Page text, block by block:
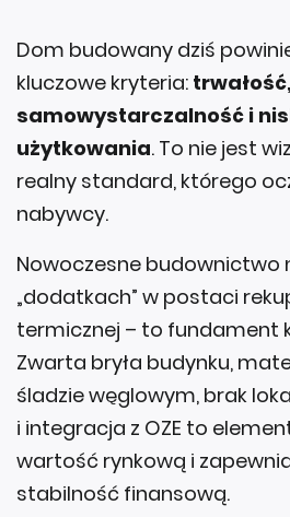
Dom budowany dziś
kluczowe kryteria: trwałość,
samowystarczalność i
użytkowania. To nie jest
realny standard, którego
nabywcy.
Nowoczesne budownictwo
„dodatkach” w postaci
termicznej – to fundament
Zwarta bryła budynku,
śladzie węglowym, brak
i integracja z OZE to
wartość rynkową i
stabilność finansową.